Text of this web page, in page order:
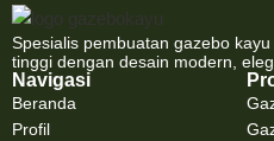
Spesialis pembuatan gazebo
tinggi dengan desain modern,
Navigasi
Beranda
Profil